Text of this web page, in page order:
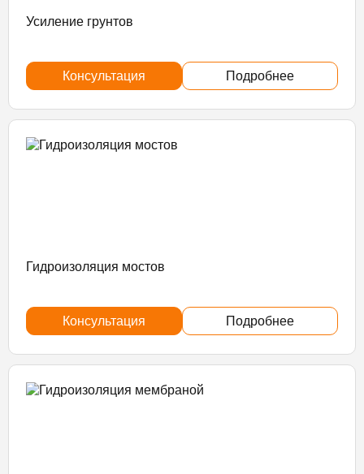
Усиление грунтов
Консультация Подробнее
Гидроизоляция мостов
Консультация Подробнее